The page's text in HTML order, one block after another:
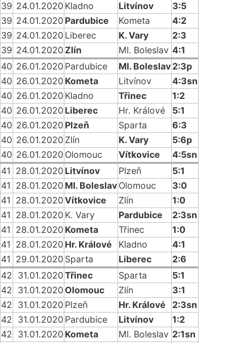
39 24.01.2020 Kladno Litvínov
3:5
39 24.01.2020 Pardubice Kometa
4:2
39 24.01.2020 Liberec K. Vary
2:3
39 24.01.2020 Zlín Ml. Boleslav 4:1
40 26.01.2020 Pardubice Ml. Boleslav2:3p
40 26.01.2020 Kometa Litvínov
4:3sn
40 26.01.2020 Kladno Třinec
1:2
40 26.01.2020 Liberec Hr. Králové
5:1
40 26.01.2020 Plzeň Sparta
6:3
40 26.01.2020 Zlín K. Vary
5:6p
40 26.01.2020 Olomouc Vítkovice
4:5sn
41
28.01.2020 Litvínov Plzeň
5:1
41
28.01.2020 Ml. BoleslavOlomouc
3:0
41
28.01.2020Vítkovice Zlín
1:0
41
28.01.2020 K. Vary Pardubice
2:3sn
41
28.01.2020 Kometa Třinec
1:0
41
28.01.2020 Hr. Králové Kladno
4:1
41
29.01.2020 Sparta Liberec
2:6
42
31.01.2020Třinec Sparta
5:1
42
31.01.2020 Olomouc Zlín
3:1
42
31.01.2020 Plzeň Hr. Králové
2:3sn
42
31.01.2020 Pardubice Litvínov
1:2
42
31.01.2020 Kometa Ml. Boleslav 2:1sn